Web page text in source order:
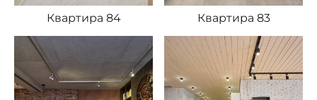
Квартира 84 Квартира 83